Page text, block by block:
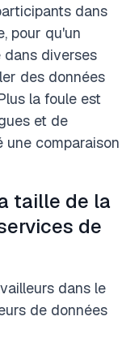
dans
pour qu'un
dans diverses
des données
la foule est
et de
une comparaison
taille de la
de
dans le
de données